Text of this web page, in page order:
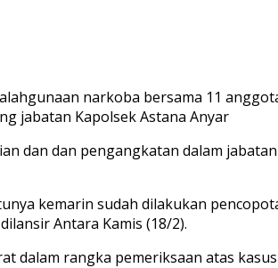
narkoba bersama 11
jabatan Kapolsek Astana Anyar
dan dan pengangkatan dalam
kemarin sudah dilakukan
Antara Kamis (18/2).
dalam rangka pemeriksaan atas